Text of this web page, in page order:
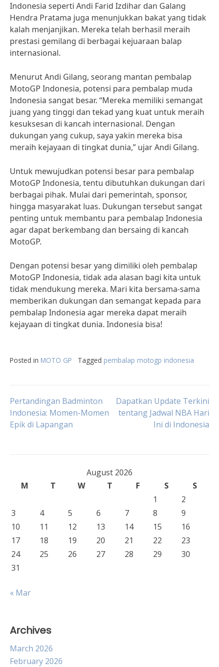
Indonesia seperti Andi Farid Izdihar dan Galang
Hendra Pratama juga menunjukkan bakat yang tidak
kalah menjanjikan. Mereka telah berhasil meraih
prestasi gemilang di berbagai kejuaraan balap
internasional.
Menurut Andi Gilang, seorang mantan pembalap
MotoGP Indonesia, potensi para pembalap muda
Indonesia sangat besar. “Mereka memiliki semangat
juang yang tinggi dan tekad yang kuat untuk meraih
kesuksesan di kancah internasional. Dengan
dukungan yang cukup, saya yakin mereka bisa
meraih kejayaan di tingkat dunia,” ujar Andi Gilang.
Untuk mewujudkan potensi besar para pembalap
MotoGP Indonesia, tentu dibutuhkan dukungan dari
berbagai pihak. Mulai dari pemerintah, sponsor,
hingga masyarakat luas. Dukungan tersebut sangat
penting untuk membantu para pembalap Indonesia
agar dapat berkembang dan bersaing di kancah
MotoGP.
Dengan potensi besar yang dimiliki oleh pembalap
MotoGP Indonesia, tidak ada alasan bagi kita untuk
tidak mendukung mereka. Mari kita bersama-sama
memberikan dukungan dan semangat kepada para
pembalap Indonesia agar mereka dapat meraih
kejayaan di tingkat dunia. Indonesia bisa!
Posted in MOTO GP Tagged pembalap motogp indonesia
Post
navigation
Pertandingan Badminton
Indonesia: Momen-Momen
Epik di Lapangan
Dapatkan Update Terkini
tentang Jadwal NBA Hari
Ini di Indonesia
August 2026
M
T W T F S
S
1
2
3
4 5 6 7 8
9
10
11 12 13 14 15
16
17
18 19 20 21 22
23
24
25 26 27 28 29
30
31
« Mar
Archives
March 2026
February 2026